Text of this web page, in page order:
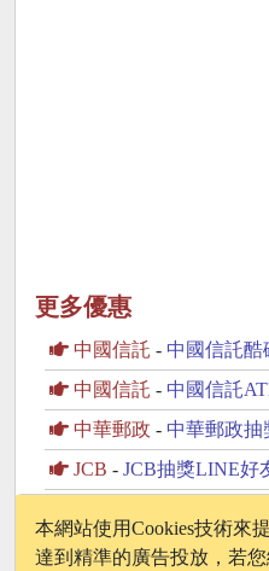
更多優惠
中國信託 - 中國信託酷碰優
中國信託 - 中國信託ATM
中華郵政 - 中華郵政抽獎
JCB - JCB抽獎LINE好友限定
本網站使用Cookies技術來
達到精準的廣告投放，若